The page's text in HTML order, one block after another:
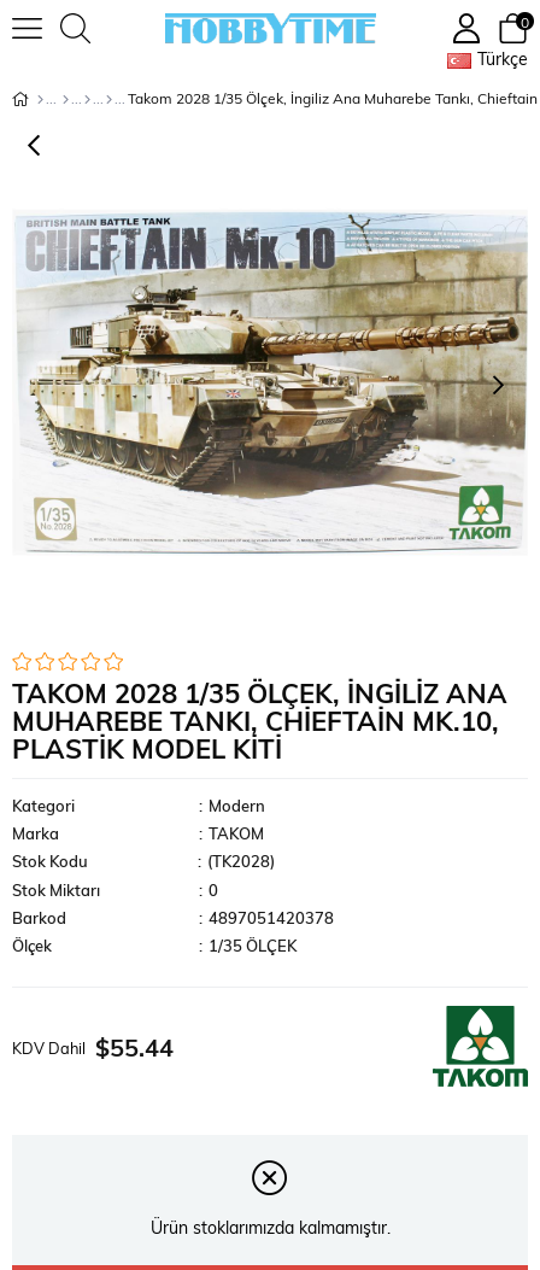
Türkçe
0
TAKOM 2028 1/35 ÖLÇEK, İNGILIZ ANA
MUHAREBE TANKI, CHIEFTAIN MK.10,
PLASTIK MODEL KITI
Kategori : Modern
Marka
:
TAKOM
Stok Kodu
(TK2028)
Stok Miktarı
: 0
Barkod
: 4897051420378
Ölçek
: 1/35 ÖLÇEK
KDV Dahil $55.44
Ürün stoklarımızda kalmamıştır.